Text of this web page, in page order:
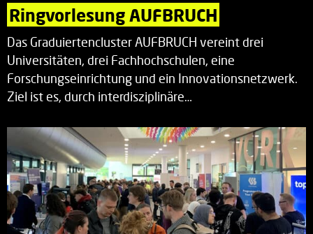
Ringvorlesung AUFBRUCH
Das Graduiertencluster AUFBRUCH vereint drei
Universitäten, drei Fachhochschulen, eine
Forschungseinrichtung und ein Innovationsnetzwerk.
Ziel ist es, durch interdisziplinäre…